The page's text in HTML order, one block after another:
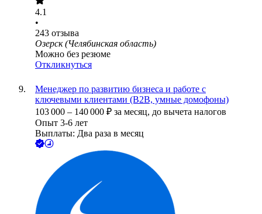
4.1
•
243 отзыва
Озерск (Челябинская область)
Можно без резюме
Откликнуться
Менеджер по развитию бизнеса и работе с
ключевыми клиентами (B2B, умные домофоны)
103 000 – 140 000 ₽ за месяц, до вычета налогов
Опыт 3-6 лет
Выплаты: Два раза в месяц